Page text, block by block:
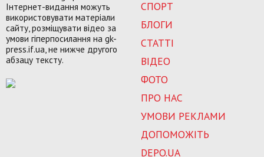
СПОРТ
БЛОГИ
СТАТТІ
ВІДЕО
ФОТО
ПРО НАС
УМОВИ РЕКЛАМИ
ДОПОМОЖІТЬ
DEPO.UA
Інтернет-видання можуть
використовувати матеріали
сайту, розміщувати відео за
умови гіперпосилання на gk-
press.if.ua, не нижче другого
абзацу тексту.